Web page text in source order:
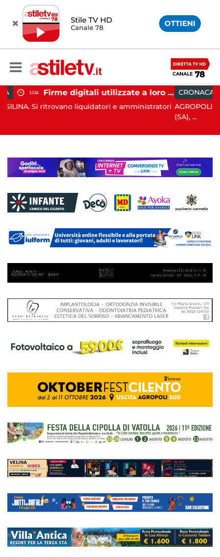
Stile TV HD
Canale 78 OTTIENI
Firme digitali utilizzate a loro insaputa: 9 indagati nel Vallo di Diano
e amministratori
CRONACA 11:33
AGROPOLI. Nella notte del 6